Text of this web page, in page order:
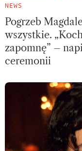
NEWS
Pogrzeb
wszystkie.
zapomnę” –
ceremonii